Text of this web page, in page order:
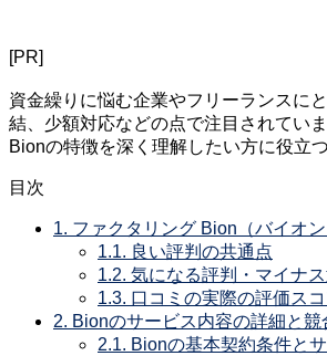
[PR]
資金繰りに悩む企業やフリーランスに
結、少額対応などの点で注目されてい
Bionの特徴を深く理解したい方に役立つ
目次
1. ファクタリング Bion（バイオ
1.1. 良い評判の共通点
1.2. 気になる評判・マイナ
1.3. 口コミの実際の評価スコ
2. Bionのサービス内容の詳細と競
2.1. Bionの基本契約条件と